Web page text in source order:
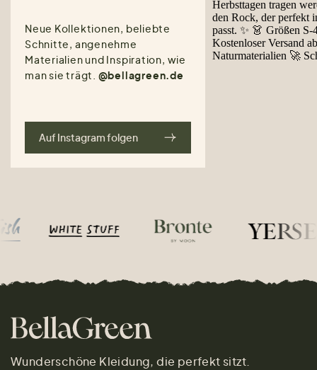
Neue Kollektionen, beliebte
Schnitte, angenehme
Materialien und Inspiration, wie
man sie trägt. @bellagreen.de
Auf Instagram folgen
Wunderschöne Kleidung, die perfekt sitzt.